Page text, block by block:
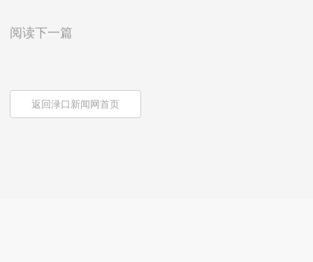
阅读下一篇
返回渌口新闻网首页